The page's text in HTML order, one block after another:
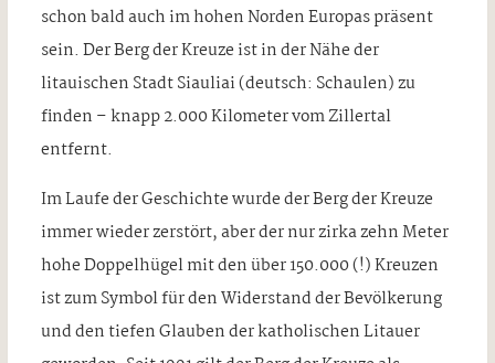
schon bald auch im hohen Norden Europas präsent
sein. Der Berg der Kreuze ist in der Nähe der
litauischen Stadt Siauliai (deutsch: Schaulen) zu
finden – knapp 2.000 Kilometer vom Zillertal
entfernt.
Im Laufe der Geschichte wurde der Berg der Kreuze
immer wieder zerstört, aber der nur zirka zehn Meter
hohe Doppelhügel mit den über 150.000 (!) Kreuzen
ist zum Symbol für den Widerstand der Bevölkerung
und den tiefen Glauben der katholischen Litauer